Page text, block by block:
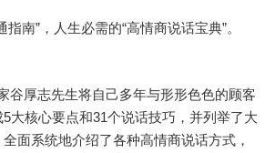
南”，人生必需的“高情商说话宝典”。
谷厚志先生将自己多年与形形色色的顾客
大核心要点和31个说话技巧，并列举了大
面系统地介绍了各种高情商说话方式，